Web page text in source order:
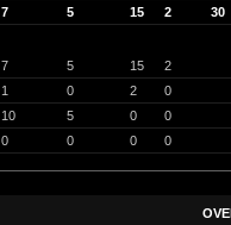
7 5 15 2 30
7 5 15
2
1 0 2
0
10 5 0
0
0 0 0 0